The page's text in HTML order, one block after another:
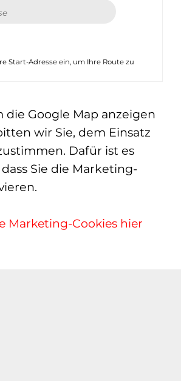
Start-Adresse ein, um Ihre Route zu
die Google Map anzeigen
wir Sie, dem Einsatz
Dafür ist es
Sie die Marketing-
Marketing-Cookies hier